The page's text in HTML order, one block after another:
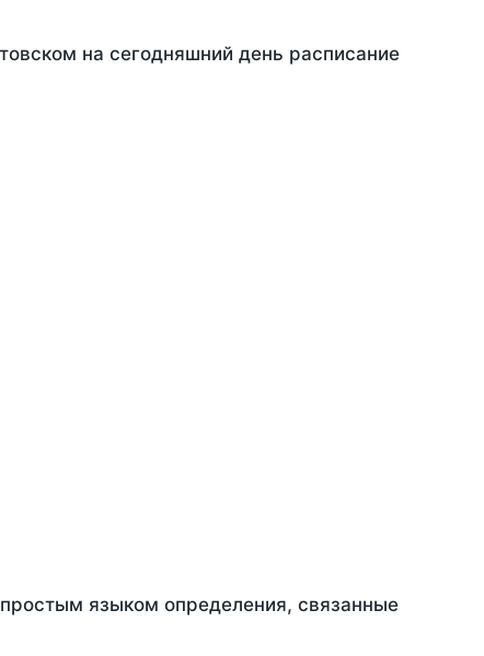
на сегодняшний день расписание
языком определения, связанные